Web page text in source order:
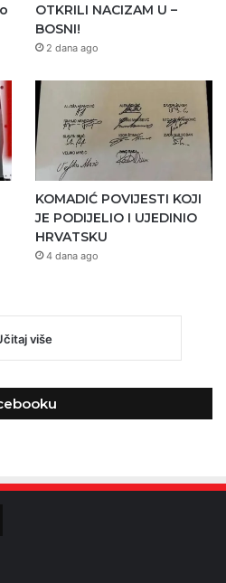
OTKRILI NACIZAM U –
BOSNI!
2 dana ago
KOMADIĆ POVIJESTI KOJI
JE PODIJELIO I UJEDINIO
HRVATSKU
4 dana ago
više